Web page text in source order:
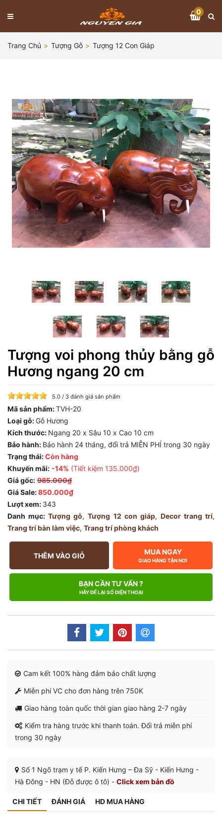
0
Trang Chủ Tượng Gỗ Tượng 12 Con Giáp
Tượng voi phong thủy bằng gỗ
Hương ngang 20 cm
5.0 / 3 đánh giá sản phẩm
Mã sản phẩm:TVH-20
Loại gỗ:Gỗ Hương
Kích thước: Ngang 20 x Sâu 10 x Cao 10 cm
Bảo hành: Bảo hành 24 tháng, đổi trả MIỄN PHÍ trong 30 ngày
Trạng thái:Còn hàng
Khuyến mãi: -14% (Tiết kiệm 135.000₫)
Giá gốc: 985.000₫
Giá Sale:850.000₫
Lượt xem: 343
Danh mục:Tượng gỗ,Tượng 12 con giáp, Decor trang trí,
Trang trí bàn làm việc, Trang trí phòng khách
THÊM VÀO GIỎ MUA NGAY
GIAO HÀNG TẬN NƠI
BẠN CẦN TƯ VẤN ?
HÃY ĐỂ LẠI SỐ ĐIỆN THOẠI
Cam kết 100% hàng đảm bảo chất lượng
Miễn phí VC cho đơn hàng trên 750K
Giao hàng toàn quốc thời gian giao hàng 2-7 ngày
Kiểm tra hàng trước khi thanh toán. Đổi trả miễn phí
trong 30 ngày
Số 1 Ngõ trạm y tế P. Kiến Hưng – Đa Sỹ - Kiến Hưng -
Hà Đông - HN (Đỗ được ô tô) - Click xem bản đồ
CHI TIẾT ĐÁNH GIÁ HD MUA HÀNG